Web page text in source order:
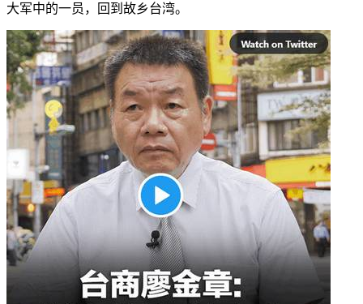
大军中的一员，回到故乡台湾。